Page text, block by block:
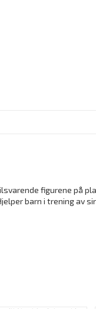
figurene på
barn i trening av